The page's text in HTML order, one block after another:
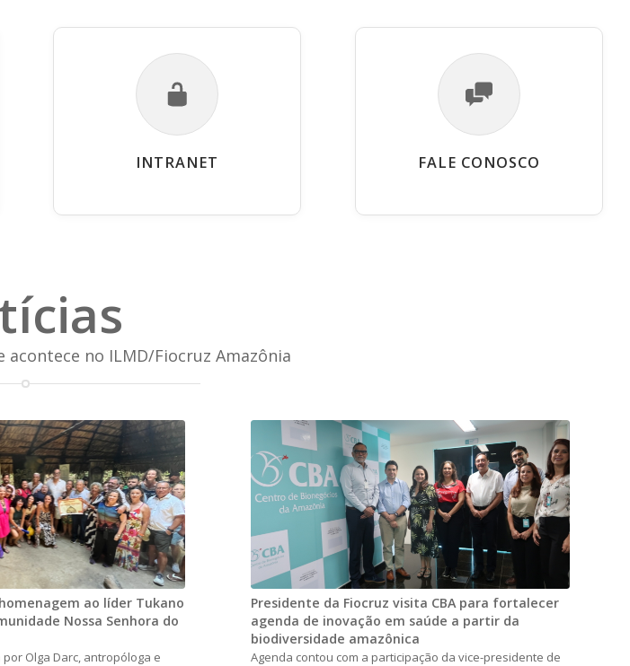
INTRANET FALE CONOSCO
no ILMD/Fiocruz Amazônia
ao líder Tukano
Nossa Senhora do
Olga Darc, antropóloga e
Presidente da Fiocruz visita CBA para fortalecer
agenda de inovação em saúde a partir da
biodiversidade amazônica
Agenda contou com a participação da vice-presidente de